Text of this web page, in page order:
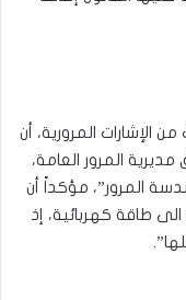
الإشارات المرورية، أن
المرور العامة،
المرور”، مؤكداً أن
طاقة كهربائية، إذ